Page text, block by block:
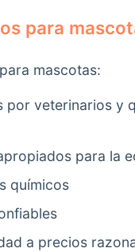
para
mascotas:
veterinarios y
para la
químicos
a precios